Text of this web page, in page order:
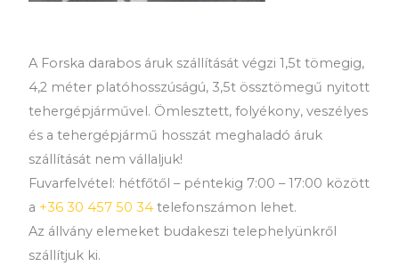
A Forska darabos áruk szállítását végzi 1,5t tömegig,
4,2 méter platóhosszúságú, 3,5t össztömegű nyitott
tehergépjárművel. Ömlesztett, folyékony, veszélyes
és a tehergépjármű hosszát meghaladó áruk
szállítását nem vállaljuk!
Fuvarfelvétel: hétfőtől – péntekig 7:00 – 17:00 között
a +36 30 457 50 34 telefonszámon lehet.
Az állvány elemeket budakeszi telephelyünkről
szállítjuk ki.